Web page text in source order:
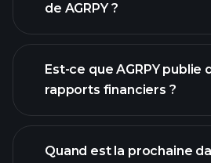
de AGRPY ?
liste d'actions
Est-ce que AGRPY publie
rapports financiers ?
AGRPY
Quand est la prochaine